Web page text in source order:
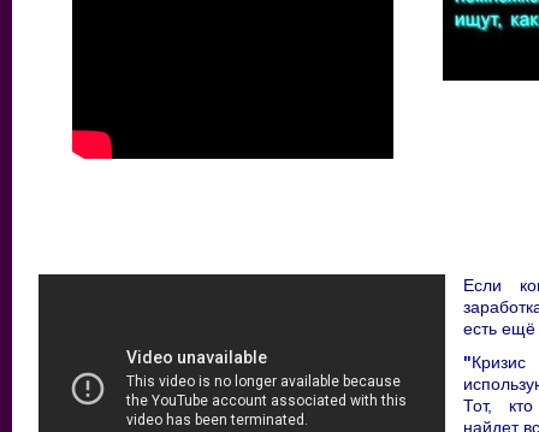
Если
есть ещё
"
Тот,
найдет